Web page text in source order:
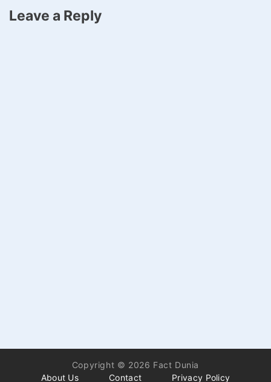
Leave a Reply
Copyright © 2026 Fact Dunia
About Us
Contact Privacy Policy